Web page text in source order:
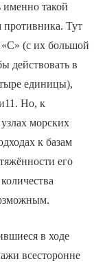
именно такой
противника. Тут
«С» (с их большой
действовать в
единицы),
Но, к
морских
к базам
его
в ходе
всесторонне